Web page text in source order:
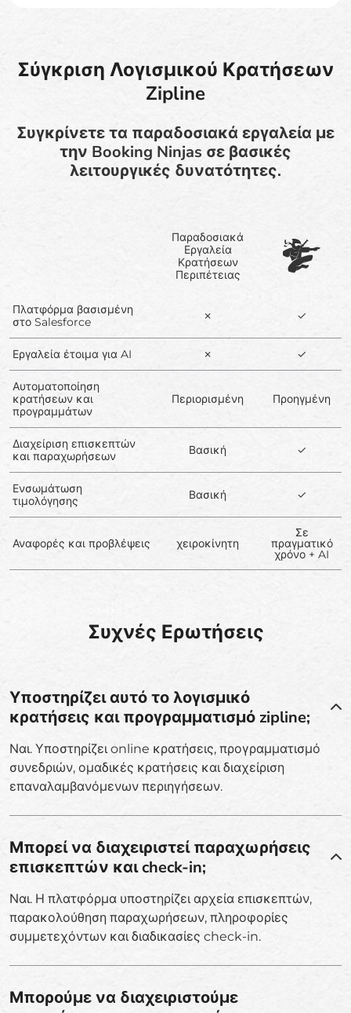
Σύγκριση Λογισμικού Κρατήσεων
Zipline
Συγκρίνετε τα παραδοσιακά εργαλεία με
την Booking Ninjas σε βασικές
λειτουργικές δυνατότητες.
Παραδοσιακά
Εργαλεία
Κρατήσεων
Περιπέτειας
Πλατφόρμα βασισμένη
στο Salesforce
✗ ✓
Εργαλεία έτοιμα για AI ✗ ✓
Αυτοματοποίηση
κρατήσεων και
προγραμμάτων
Περιορισμένη Προηγμένη
Διαχείριση επισκεπτών
και παραχωρήσεων
Βασική ✓
Ενσωμάτωση
τιμολόγησης
Βασική ✓
Αναφορές και προβλέψεις χειροκίνητη
Σε
πραγματικό
χρόνο + AI
Συχνές Ερωτήσεις
Υποστηρίζει αυτό το λογισμικό
κρατήσεις και προγραμματισμό zipline;
Ναι. Υποστηρίζει online κρατήσεις, προγραμματισμό
συνεδριών, ομαδικές κρατήσεις και διαχείριση
επαναλαμβανόμενων περιηγήσεων.
Μπορεί να διαχειριστεί παραχωρήσεις
επισκεπτών και check-in;
Ναι. Η πλατφόρμα υποστηρίζει αρχεία επισκεπτών,
παρακολούθηση παραχωρήσεων, πληροφορίες
συμμετεχόντων και διαδικασίες check-in.
Μπορούμε να διαχειριστούμε